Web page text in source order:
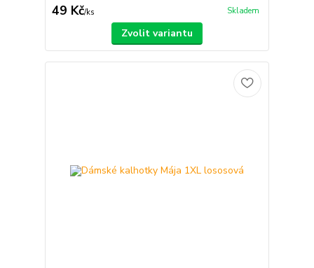
49 Kč/ks Skladem
Zvolit variantu